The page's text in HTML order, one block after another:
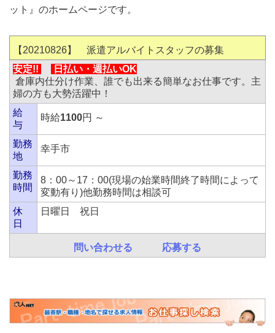
ット』のホームページです。
【20210826】 派遣アルバイトスタッフの募集
安定!!
日払い・ 週払いOK
倉庫内仕分け作業、誰でも出来る簡単なお仕事です。主
婦の方も大勢活躍中！
給
与
時給1100円 ～
勤務
地
幸手市
勤務
時間
8：00～17：00(現場の始業時間終了時間によって
変動有り)他勤務時間は相談可
休
日
日曜日 祝日
問い合わせる 応募する